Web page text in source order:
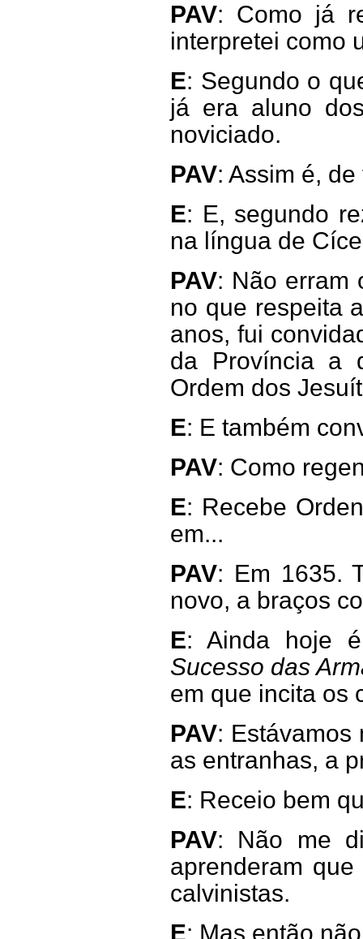
PAV: Como já
interpretei como
E: Segundo o
já era aluno
noviciado.
PAV: Assim é, de
E: E, segundo
na língua de
PAV: Não erram
no que respeita
anos, fui
da Província a
Ordem dos
E: E também
PAV: Como
E: Recebe
em...
PAV: Em 1635.
novo, a braços
E: Ainda hoje
Sucesso das
em que incita os
PAV: Estávamos
as entranhas, a
E: Receio bem
PAV: Não me
aprenderam
calvinistas.
E: Mas então